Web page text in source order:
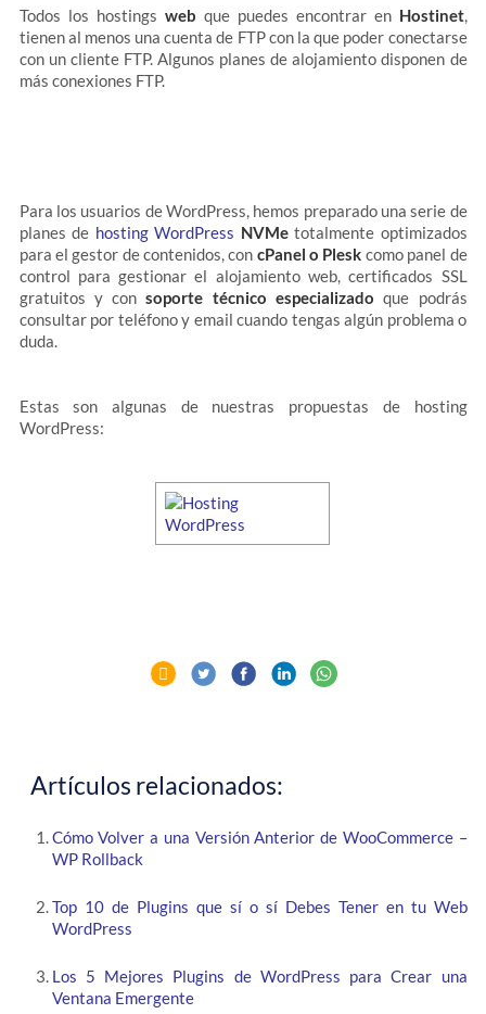
Todos los hostings web que puedes encontrar en Hostinet,
tienen al menos una cuenta de FTP con la que poder conectarse
con un cliente FTP. Algunos planes de alojamiento disponen de
más conexiones FTP.
Para los usuarios de WordPress, hemos preparado una serie de
planes de hosting WordPress NVMe totalmente optimizados
para el gestor de contenidos, con cPanel o Plesk como panel de
control para gestionar el alojamiento web, certificados SSL
gratuitos y consoporte técnico especializado que podrás
consultar por teléfono y email cuando tengas algún problema o
duda.
Estas son algunas de nuestras propuestas de hosting
WordPress:
Artículos relacionados:
Cómo Volver a una Versión Anterior de WooCommerce –
WP Rollback
Top 10 de Plugins que sí o sí Debes Tener en tu Web
WordPress
Los 5 Mejores Plugins de WordPress para Crear una
Ventana Emergente